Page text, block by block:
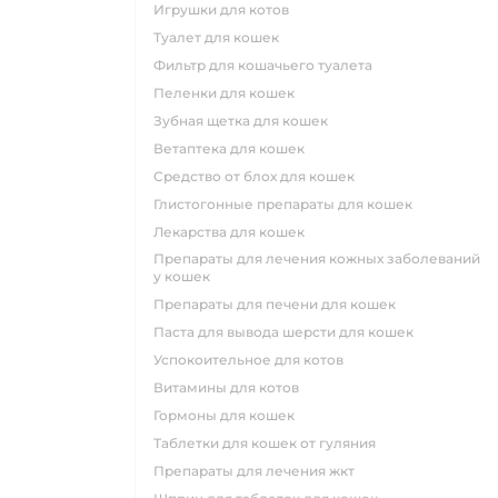
игрушки для котов
туалет для кошек
фильтр для кошачьего туалета
пеленки для кошек
зубная щетка для кошек
ветаптека для кошек
средство от блох для кошек
глистогонные препараты для кошек
лекарства для кошек
препараты для лечения кожных заболеваний
у кошек
препараты для печени для кошек
паста для вывода шерсти для кошек
успокоительное для котов
витамины для котов
гормоны для кошек
таблетки для кошек от гуляния
препараты для лечения жкт